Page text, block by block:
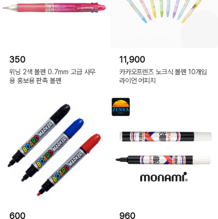
350
위닝 2색 볼펜 0.7mm 고급 사무
용 홍보용 판촉 볼펜
11,900
카카오프렌즈 노크식 볼펜 10개입
라이언 어피치
600 960